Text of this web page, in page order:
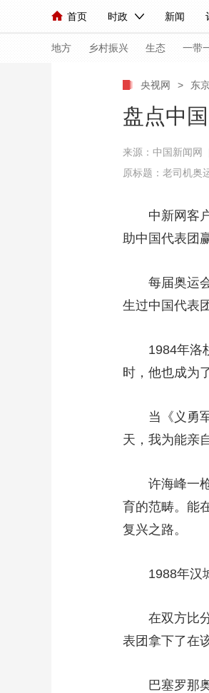
首页 时政 新闻
人民领袖习近平 联播+ 中国
直播 栏目大全 节目
海外频道 iPanda English
地方 乡村振兴 生态 一带
小央视频 小央
前线 比划
竞猜
CCTV奥林匹克
乡村振兴
大国展会
央视网 > 东
盘点中
来源： 中国新闻网
原标题：老司机奥
中新网客户
助中国代表团
每届奥运会
生过中国代表
1984年洛杉
时，他也成为
当《义勇军
天，我为能亲
许海峰一枪
育的范畴。能
复兴之路。
1988年汉城
在双方比分
表团拿下了在
巴塞罗那奥